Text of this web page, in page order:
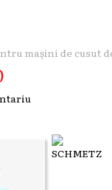
mașini de cusut